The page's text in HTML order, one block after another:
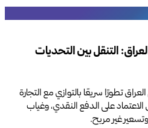
التنقل بين التحديات
تطورًا سريعًا بالتوازي مع التجارة
الاعتماد على الدفع النقدي، وغياب
غير مربح.